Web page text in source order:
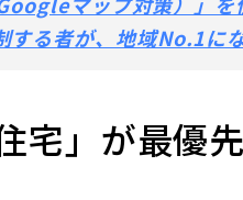
する者が、地域No.1に
宅」が最優